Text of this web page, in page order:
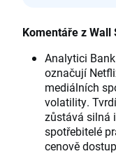
Komentáře z Wall
Analytici
označují
mediálních
volatility.
zůstává silná
spotřebitelé
cenově